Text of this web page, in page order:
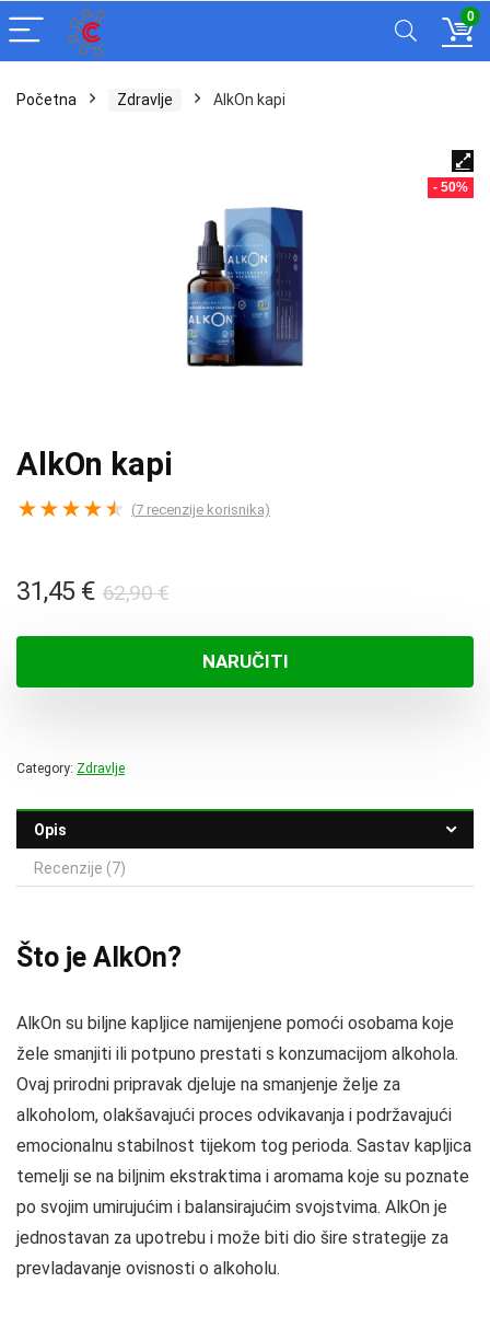
0
Početna Zdravlje AlkOn kapi
- 50%
AlkOn kapi
★★★★★ (7 recenzije korisnika)
62,90€Izvorna
bila
je:
31,45 €
Trenutna
31,45 €.
NARUČITI
Category: Zdravlje
Opis
Recenzije (7)
Što je AlkOn?
AlkOn su biljne kapljice namijenjene pomoći osobama koje
žele smanjiti ili potpuno prestati s konzumacijom alkohola.
Ovaj prirodni pripravak djeluje na smanjenje želje za
alkoholom, olakšavajući proces odvikavanja i podržavajući
emocionalnu stabilnost tijekom tog perioda. Sastav kapljica
temelji se na biljnim ekstraktima i aromama koje su poznate
po svojim umirujućim i balansirajućim svojstvima. AlkOn je
jednostavan za upotrebu i može biti dio šire strategije za
prevladavanje ovisnosti o alkoholu.